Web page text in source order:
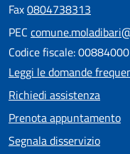
Fax0804738313
PEC
Codice fiscale:
Leggi le domande
Richiedi assistenza
Prenota appuntamento
Segnala disservizio